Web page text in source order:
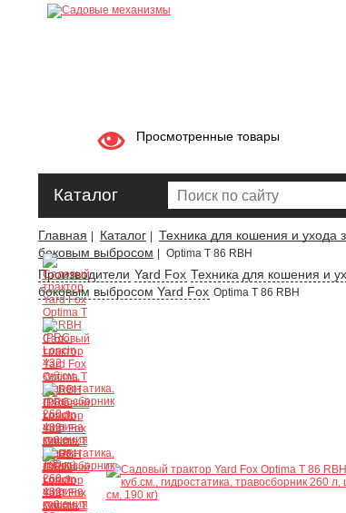
Просмотренные товары
Каталог
Главная Каталог Техника для кошения и ухода
боковым выбросом
Optima T 86 RBH
Производители Yard Fox Техника для кошения и
боковым выбросом Yard Fox Optima T 86 RBH